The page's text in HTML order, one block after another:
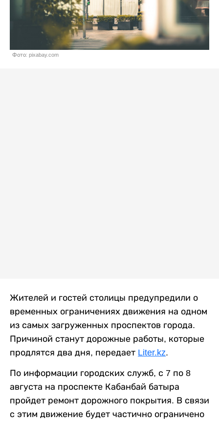
Фото: pixabay.com
Жителей и гостей столицы предупредили о
временных ограничениях движения на одном
из самых загруженных проспектов города.
Причиной станут дорожные работы, которые
продлятся два дня, передает Liter.kz.
По информации городских служб, с 7 по 8
августа на проспекте Кабанбай батыра
пройдет ремонт дорожного покрытия. В связи
с этим движение будет частично ограничено